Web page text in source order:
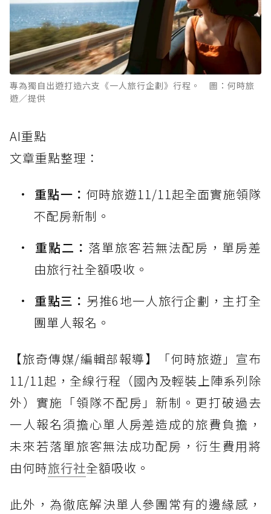
專為獨自出遊打造六支《一人旅行企劃》行程。 圖：何時旅
遊／提供
AI重點
文章重點整理：
重點一： 何時旅遊11/11起全面實施領隊
不配房新制。
重點二： 落單旅客若無法配房，單房差
由旅行社全額吸收。
重點三： 另推6地一人旅行企劃，主打全
團單人報名。
【旅奇傳媒/編輯部報導】「何時旅遊」宣布
11/11起，全線行程（國內及輕裝上陣系列除
外）實施「領隊不配房」新制。更打破過去
一人報名須擔心單人房差造成的旅費負擔，
未來若落單旅客無法成功配房，衍生費用將
由何時旅行社全額吸收。
此外，為徹底解決單人參團常有的邊緣感，